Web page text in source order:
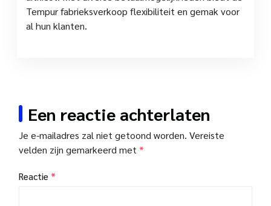
Tempur fabrieksverkoop flexibiliteit en gemak voor
al hun klanten.
Een reactie achterlaten
Je e-mailadres zal niet getoond worden. Vereiste
velden zijn gemarkeerd met *
Reactie *